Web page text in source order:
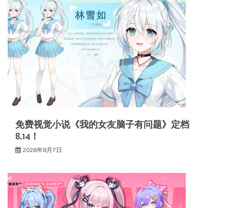
免费视觉小说《我的女友脑子有问题》定档
8.14！
2026年8月7日